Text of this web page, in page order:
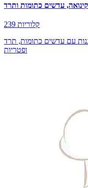
עדשים כתומות ותרד
239 קלוריות
עם עדשים כתומות, תרד
ופטריות